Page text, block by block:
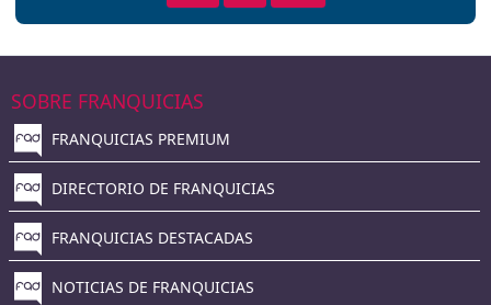
SOBRE FRANQUICIAS
FRANQUICIAS PREMIUM
DIRECTORIO DE FRANQUICIAS
FRANQUICIAS DESTACADAS
NOTICIAS DE FRANQUICIAS